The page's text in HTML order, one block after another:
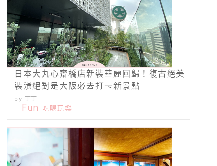
日本大丸心齋橋店新裝華麗回歸！復古絕美
裝潢絕對是大阪必去打卡新景點
by 丁丁
Fun 吃喝玩樂